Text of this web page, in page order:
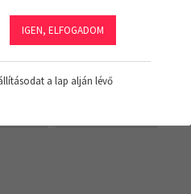
IGEN, ELFOGADOM
a lap alján lévő